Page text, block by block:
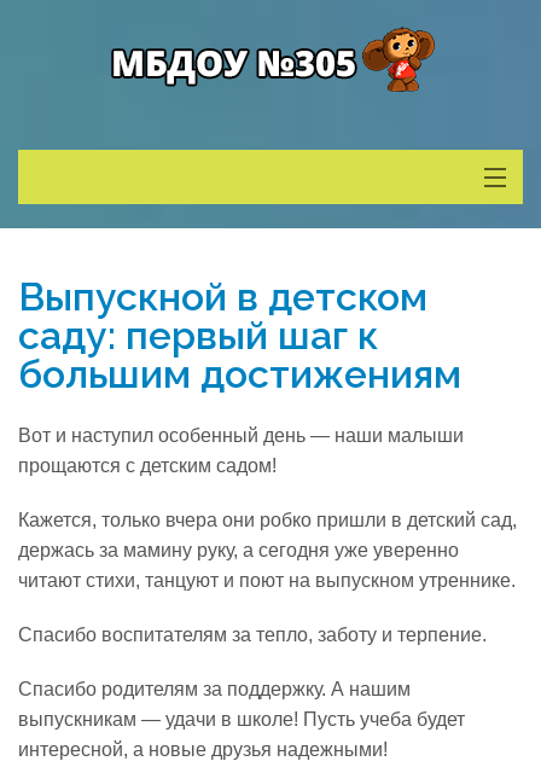
Деятельность
Родителям
Учитель года
Противодействие коррупции
Напишите нам
Выпускной в детском
саду: первый шаг к
большим достижениям
Вот и наступил особенный день — наши малыши
прощаются с детским садом!
Кажется, только вчера они робко пришли в детский сад,
держась за мамину руку, а сегодня уже уверенно
читают стихи, танцуют и поют на выпускном утреннике.
Спасибо воспитателям за тепло, заботу и терпение.
Спасибо родителям за поддержку. А нашим
выпускникам — удачи в школе! Пусть учеба будет
интересной, а новые друзья надежными!